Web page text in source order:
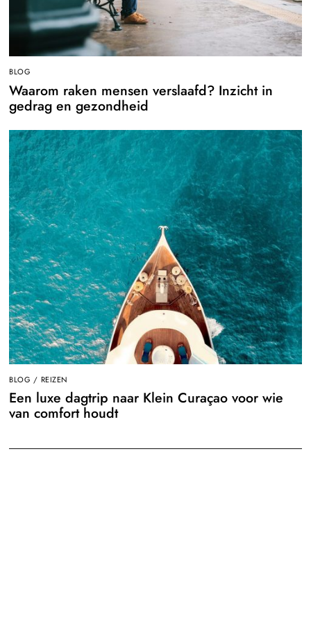
BLOG
Waarom raken mensen verslaafd? Inzicht in
gedrag en gezondheid
BLOG / REIZEN
Een luxe dagtrip naar Klein Curaçao voor wie
van comfort houdt